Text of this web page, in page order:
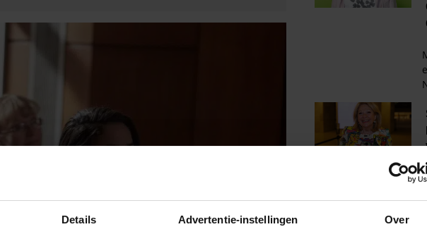
Details Advertentie-instellingen Over